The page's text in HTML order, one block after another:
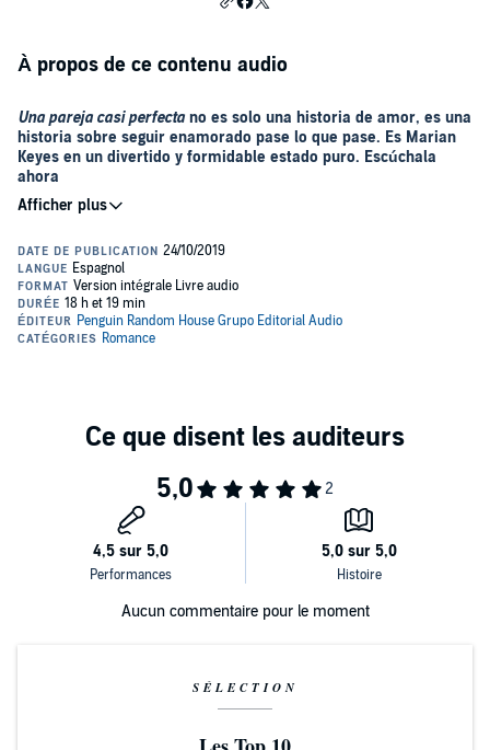
À propos de ce contenu audio
Una pareja casi perfecta no es solo una historia de amor, es una
historia sobre seguir enamorado pase lo que pase. Es Marian
Keyes en un divertido y formidable estado puro. Escúchala
ahora
padre maravilloso. Pero un día, de pronto, le dice que quiere que se
tomen un descanso. Que necesita estar seis meses lejos de casa,
de ella y de la familia, y viajar un tiempo como soltero. Aunque
asegura que solo será medio año y que volverá, pues no dejado de
amarla, Amy teme que no sea así.
Porque en seis meses pueden pasar muchas cosas... ¿Y si cuando
averiguarlo por sí misma.
Please note: This audiobook is in Spanish.
©2017 Marian Keyes (P)2019 Penguin Random House Grupo
Aucun commentaire pour le moment
SÉLECTION